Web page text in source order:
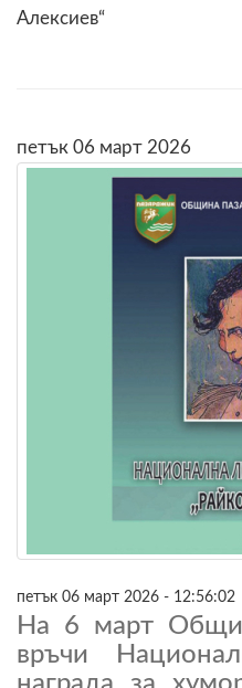
Алексиев“
петък 06 март 2026
петък 06 март 2026 - 12:56:02
На 6 март
връчи